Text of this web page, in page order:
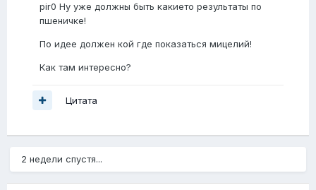
pir0 Ну уже должны быть какието результаты по
пшеничке!
По идее должен кой где показаться мицелий!
Как там интересно?
Цитата
2 недели спустя...